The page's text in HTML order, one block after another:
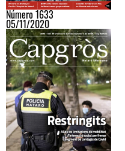
Número 1633
05/11/2020